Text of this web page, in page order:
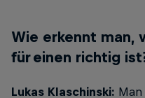
Wie erkennt man,
für einen richtig
Lukas Klaschinski: